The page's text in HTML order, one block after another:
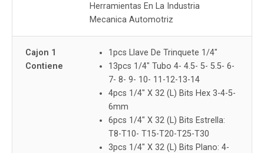
Herramientas En La Industria
Mecanica Automotriz
Cajon 1
Contiene
1pcs Llave De Trinquete 1/4"
13pcs 1/4" Tubo 4- 4.5- 5- 5.5- 6-
7- 8- 9- 10- 11-12-13-14
4pcs 1/4" X 32 (L) Bits Hex 3-4-5-
6mm
6pcs 1/4" X 32 (L) Bits Estrella:
T8-T10- T15-T20-T25-T30
3pcs 1/4" X 32 (L) Bits Plano: 4-